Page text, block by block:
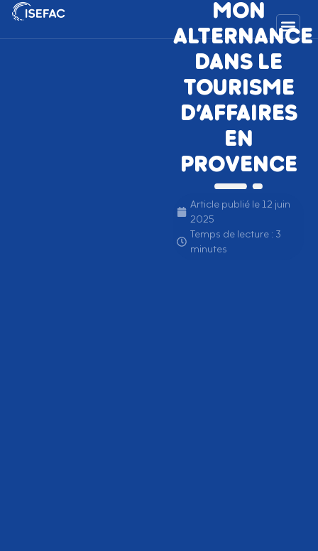
MON
ALTERNANCE
DANS LE
TOURISME
D’AFFAIRES
EN
PROVENCE
Article publié le 12 juin
2025
Temps de lecture : 3
minutes